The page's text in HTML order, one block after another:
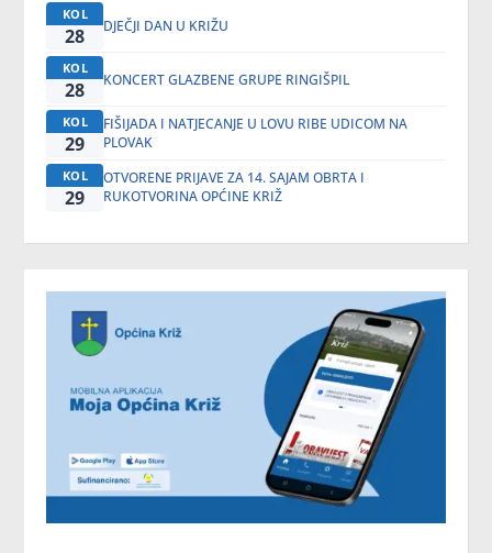
KOL
28 DJEČJI DAN U KRIŽU
KOL
28 KONCERT GLAZBENE GRUPE RINGIŠPIL
KOL
29
FIŠIJADA I NATJECANJE U LOVU RIBE UDICOM NA
PLOVAK
KOL
29
OTVORENE PRIJAVE ZA 14. SAJAM OBRTA I
RUKOTVORINA OPĆINE KRIŽ